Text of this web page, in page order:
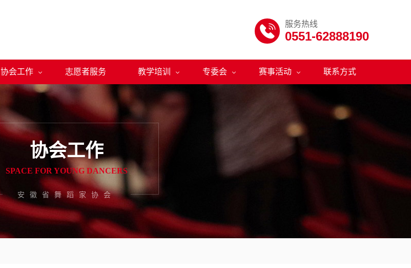
 服务热线
0551-62888190
协会工作  志愿者服务 教学培训  专委会  赛事活动  联系方式
协会工作
SPACE FOR YOUNG DANCERS
安徽省舞蹈家协会